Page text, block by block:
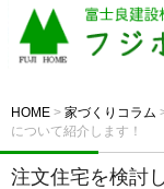
HOME > 家づくりコラム
について紹介します！
注文住宅を検討